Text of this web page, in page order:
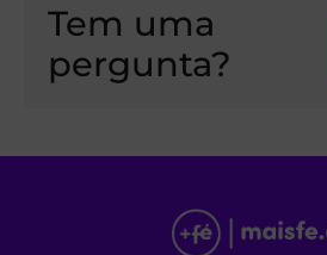
Tem uma
pergunta?